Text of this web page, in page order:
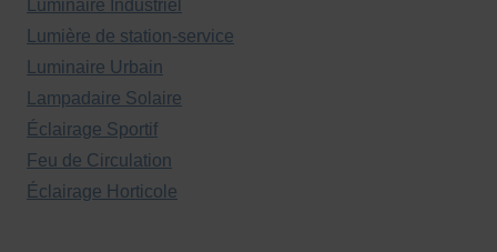
Luminaire Industriel
Lumière de station-service
Luminaire Urbain
Lampadaire Solaire
Éclairage Sportif
Feu de Circulation
Éclairage Horticole